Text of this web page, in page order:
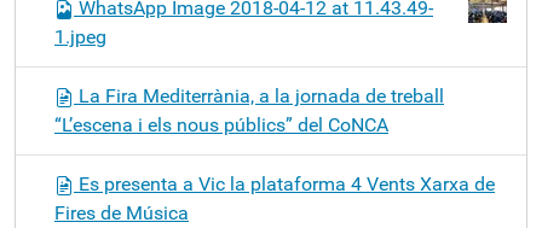
WhatsApp Image 2018-04-12 at 11.43.49-
1.jpeg
La Fira Mediterrània, a la jornada de treball
“L’escena i els nous públics” del CoNCA
Es presenta a Vic la plataforma 4 Vents Xarxa de
Fires de Música